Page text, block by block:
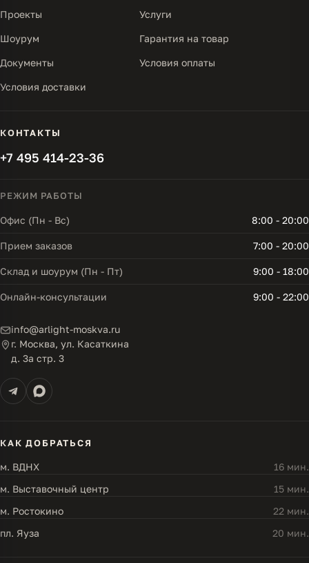
Проекты Услуги
Шоурум Гарантия на товар
Документы Условия оплаты
Условия доставки
КОНТАКТЫ
+7 495 414-23-36
РЕЖИМ РАБОТЫ
Офис (Пн - Вс) 8:00 - 20:00
Прием заказов 7:00 - 20:00
Склад и шоурум (Пн - Пт) 9:00 - 18:00
Онлайн-консультации 9:00 - 22:00
info@arlight-moskva.ru
г. Москва, ул. Касаткина
д. 3а стр. 3
КАК ДОБРАТЬСЯ
м. ВДНХ
16 мин.
м. Выставочный центр
15 мин.
м. Ростокино
22 мин.
пл. Яуза
20 мин.